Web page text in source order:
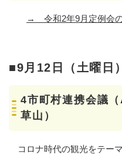
→ 令和2年9月定例会
■9月12日（土曜日）
4市町村連携会議
草山）
コロナ時代の観光をテー